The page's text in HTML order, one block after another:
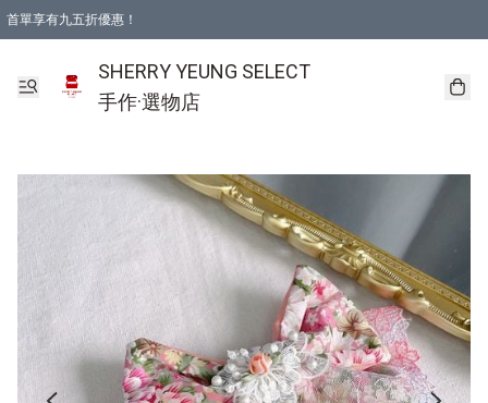
首單享有九五折優惠！
SHERRY YEUNG SELECT
手作·選物店